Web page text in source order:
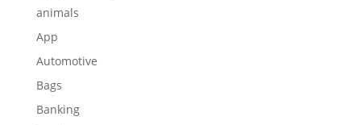
animals
App
Automotive
Bags
Banking